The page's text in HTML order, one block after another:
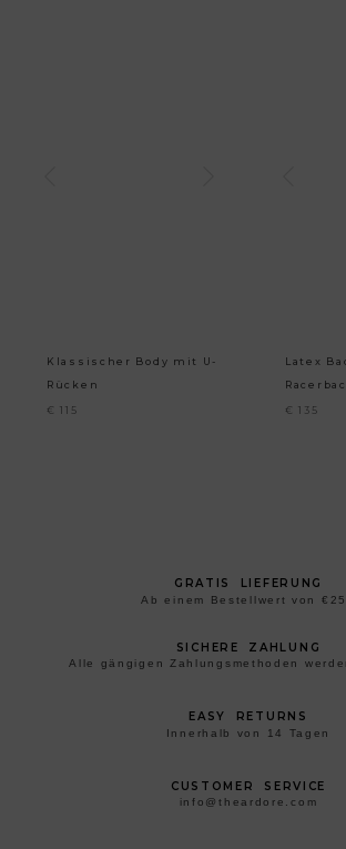
Klassischer Body mit U-
Rücken
€ 115
Latex
€ 135
GRATIS LIEFERUNG
Ab einem Bestellwert von
SICHERE ZAHLUNG
Alle gängigen Zahlungsmethoden
EASY RETURNS
Innerhalb von 14 Tagen
CUSTOMER SERVICE
info@theardore.com